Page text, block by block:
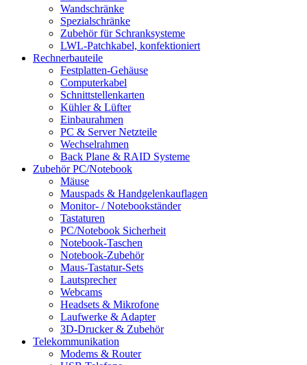
Wandschränke
Spezialschränke
Zubehör für Schranksysteme
LWL-Patchkabel, konfektioniert
Rechnerbauteile
Festplatten-Gehäuse
Computerkabel
Schnittstellenkarten
Kühler & Lüfter
Einbaurahmen
PC & Server Netzteile
Wechselrahmen
Back Plane & RAID Systeme
Zubehör PC/Notebook
Mäuse
Mauspads & Handgelenkauflagen
Monitor- / Notebookständer
Tastaturen
PC/Notebook Sicherheit
Notebook-Taschen
Notebook-Zubehör
Maus-Tastatur-Sets
Lautsprecher
Webcams
Headsets & Mikrofone
Laufwerke & Adapter
3D-Drucker & Zubehör
Telekommunikation
Modems & Router